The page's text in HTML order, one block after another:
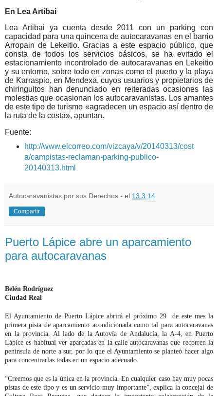
En Lea Artibai
Lea Artibai ya cuenta desde 2011 con un parking con
capacidad para una quincena de autocaravanas en el barrio
Arropain de Lekeitio. Gracias a este espacio público, que
consta de todos los servicios básicos, se ha evitado el
estacionamiento incontrolado de autocaravanas en Lekeitio
y su entorno, sobre todo en zonas como el puerto y la playa
de Karraspio, en Mendexa, cuyos usuarios y propietarios de
chiringuitos han denunciado en reiteradas ocasiones las
molestias que ocasionan los autocaravanistas. Los amantes
de este tipo de turismo «agradecen un espacio así dentro de
la ruta de la costa», apuntan.
Fuente:
http://www.elcorreo.com/vizcaya/v/20140313/cost
a/campistas-reclaman-parking-publico-
20140313.html
Autocaravanistas por sus Derechos - el 13.3.14
Compartir
Puerto Lápice abre un aparcamiento
para autocaravanas
Belén Rodríguez
Ciudad Real
El Ayuntamiento de Puerto Lápice abrirá el próximo 29 de este mes la
primera pista de aparcamiento acondicionada como tal para autocaravanas
en la provincia. Al lado de la Autovía de Andalucía, la A-4, en Puerto
Lápice es habitual ver aparcadas en la calle autocaravanas que recorren la
península de norte a sur, por lo que el Ayuntamiento se planteó hacer algo
para concentrarlas todas en un espacio adecuado.
“Creemos que es la única en la provincia. En cualquier caso hay muy pocas
pistas de este tipo y es un servicio muy importante”, explica la concejal de